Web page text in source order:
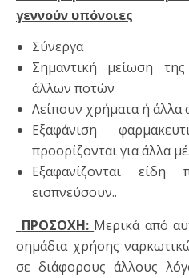
γεννούν υπόνοιες
Σύνεργα
Σημαντική μείωση
άλλων ποτών
Λείπουν χρήματα ή άλλα
Εξαφάνιση
προορίζονται για άλλα
Εξαφανίζονται
εισπνεύσουν..
ΠΡΟΣΟΧΗ: Μερικά από
σημάδια χρήσης
σε διάφορους άλλους